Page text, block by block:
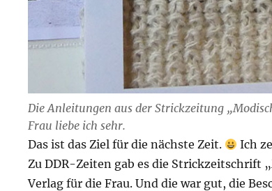
Die Anleitungen aus der Strickzeitung
Frau liebe ich sehr.
Das ist das Ziel für die nächste Zeit.
Ich
Zu DDR-Zeiten gab es die Strickzeitschrift
Verlag für die Frau. Und die war gut, die